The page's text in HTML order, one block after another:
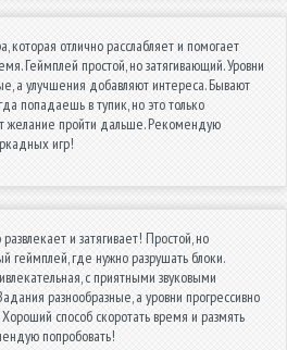
которая отлично расслабляет и помогает
Геймплей простой, но затягивающий. Уровни
а улучшения добавляют интереса. Бывают
попадаешь в тупик, но это только
желание пройти дальше. Рекомендую
игр!
и затягивает! Простой, но
геймплей, где нужно разрушать блоки.
с приятными звуковыми
разнообразные, а уровни прогрессивно
Хороший способ скоротать время и размять
попробовать!